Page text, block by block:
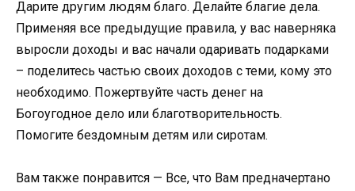
Дарите другим людям благо. Делайте благие дела.
Применяя все предыдущие правила, у вас наверняка
выросли доходы и вас начали одаривать подарками
– поделитесь частью своих доходов с теми, кому это
необходимо. Пожертвуйте часть денег на
Богоугодное дело или благотворительность.
Помогите бездомным детям или сиротам.
Вам также понравится — Все, что Вам предначертано